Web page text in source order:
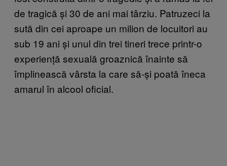
de tragică și 30 de ani mai târziu. Patruzeci la
sută din cei aproape un milion de locuitori au
sub 19 ani și unul din trei tineri trece printr-o
experiență sexuală groaznică înainte să
împlinească vârsta la care să-și poată îneca
amarul în alcool oficial.